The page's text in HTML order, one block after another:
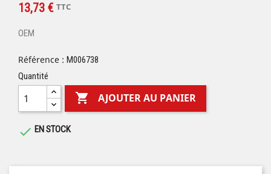
13,73 € TTC
OEM
Référence : M006738
Quantité
 AJOUTER AU PANIER
 EN STOCK